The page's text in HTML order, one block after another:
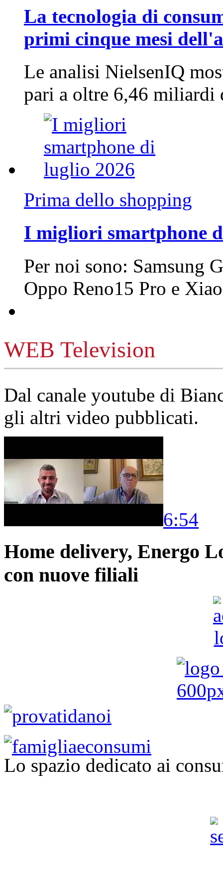
La tecnologia di
primi cinque mesi
Le analisi NielsenIQ
pari a oltre 6,46
Prima dello shopping
I migliori smartphone
Per noi sono: Samsung
Oppo Reno15 Pro e
WEB Television
Dal canale youtube di
gli altri video pubblicati.
6:54
Home delivery, Energo
con nuove filiali
Lo spazio dedicato ai